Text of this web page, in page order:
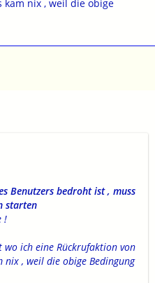
kam nix , weil die obige
Benutzers bedroht ist , muss
starten
!
wo ich eine Rückrufaktion von
nix , weil die obige Bedingung